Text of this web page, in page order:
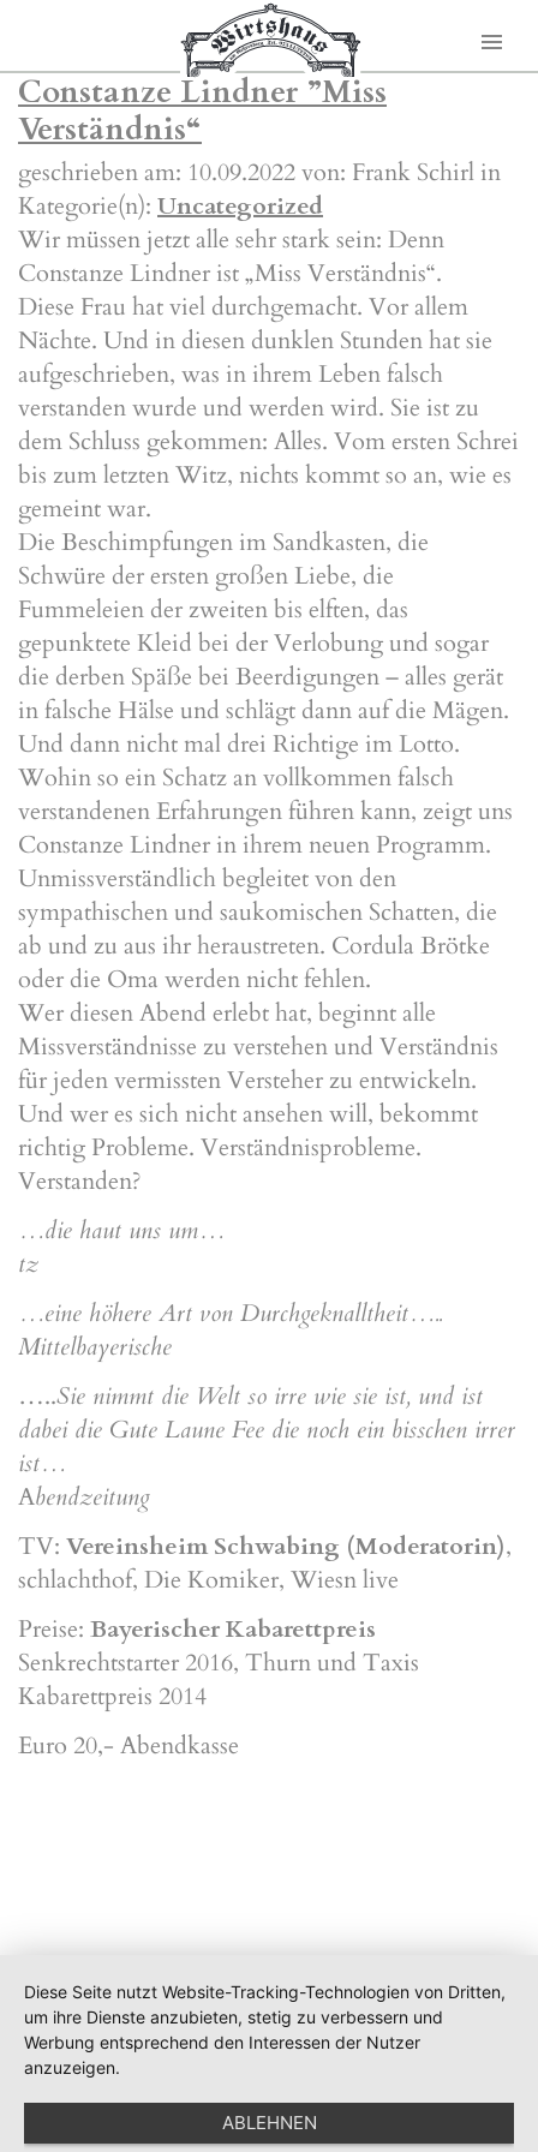
Constanze Lindner ”Miss
Verständnis“
geschrieben am: 10.09.2022 von: Frank Schirl in
Kategorie(n): Uncategorized
Wir müssen jetzt alle sehr stark sein: Denn
Constanze Lindner ist „Miss Verständnis“.
Diese Frau hat viel durchgemacht. Vor allem
Nächte. Und in diesen dunklen Stunden hat sie
aufgeschrieben, was in ihrem Leben falsch
verstanden wurde und werden wird. Sie ist zu
dem Schluss gekommen: Alles. Vom ersten Schrei
bis zum letzten Witz, nichts kommt so an, wie es
gemeint war.
Die Beschimpfungen im Sandkasten, die
Schwüre der ersten großen Liebe, die
Fummeleien der zweiten bis elften, das
gepunktete Kleid bei der Verlobung und sogar
die derben Späße bei Beerdigungen – alles gerät
in falsche Hälse und schlägt dann auf die Mägen.
Und dann nicht mal drei Richtige im Lotto.
Wohin so ein Schatz an vollkommen falsch
verstandenen Erfahrungen führen kann, zeigt uns
Constanze Lindner in ihrem neuen Programm.
Unmissverständlich begleitet von den
sympathischen und saukomischen Schatten, die
ab und zu aus ihr heraustreten. Cordula Brötke
oder die Oma werden nicht fehlen.
Wer diesen Abend erlebt hat, beginnt alle
Missverständnisse zu verstehen und Verständnis
für jeden vermissten Versteher zu entwickeln.
Und wer es sich nicht ansehen will, bekommt
richtig Probleme. Verständnisprobleme.
Verstanden?
…die haut uns um…
tz
…eine höhere Art von Durchgeknalltheit…..
Mittelbayerische
…..Sie nimmt die Welt so irre wie sie ist, und ist
dabei die Gute Laune Fee die noch ein bisschen irrer
ist…
Abendzeitung
TV: Vereinsheim Schwabing (Moderatorin),
schlachthof, Die Komiker, Wiesn live
Preise: Bayerischer Kabarettpreis
Senkrechtstarter 2016, Thurn und Taxis
Kabarettpreis 2014
Euro 20,- Abendkasse
Diese Seite nutzt Website-Tracking-Technologien von Dritten,
um ihre Dienste anzubieten, stetig zu verbessern und
Werbung entsprechend den Interessen der Nutzer
anzuzeigen.
ABLEHNEN